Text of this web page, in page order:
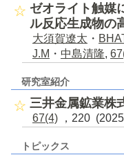
ゼオライト触媒
ル反応生成物の
大須賀遼太 ・
J.M ・ 中島清隆,
研究室紹介
三井金属鉱業
67(4) ，220
トピックス